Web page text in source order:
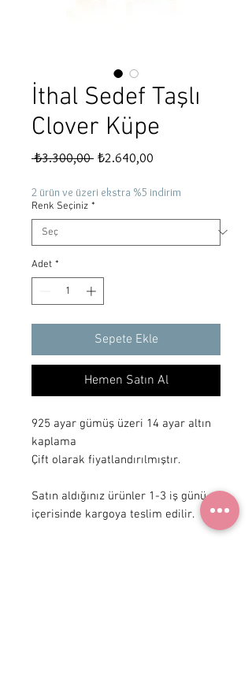
İthal Sedef Taşlı
Clover Küpe
₺3.300,00 Normal
₺2.640,00
2 ürün ve üzeri ekstra %5 indirim
Renk Seçiniz *
Adet *
Sepete Ekle
Hemen Satın Al
925 ayar gümüş üzeri 14 ayar altın
kaplama
Çift olarak fiyatlandırılmıştır.
Satın aldığınız ürünler 1-3 iş günü
içerisinde kargoya teslim edilir.